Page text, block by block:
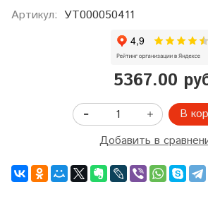
Артикул: УТ000050411
5367.00
В
Добавить в